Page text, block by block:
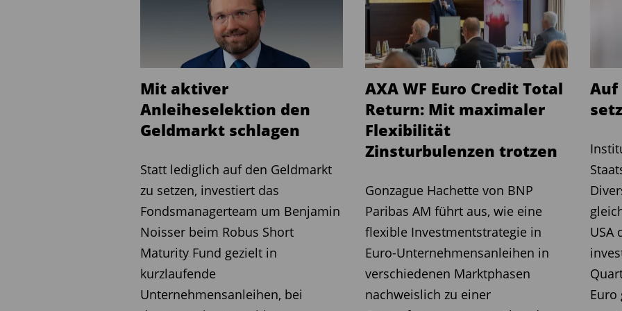
Derivate – etwa CDS-Indizes – um unerwünschte
Marktbewegungen zu dämpfen oder Gewinne abzusichern.
Das Nettoexpsure ist konservativ, das Bruttoexposure wird aktiv
Paul Holmes, Head of Distribution bei Lumyna, erklärt den Nutzen:
Anleger suchten vermehrt Lösungen, „die Einkommen generieren,
ohne sich stark auf Duration oder breit gestreutes Markt-Beta zu
verlassen“. Der Lumyna – MidOcean Absolute Return Credit UCITS
Fund sei als „portfoliowirksamer Diversifikator“ konzipiert. Die
Besonderheit des Fonds liegt in seiner kurzen Duration, die das
Portfolio weitgehend unabhängig von Zinsänderungen macht. In
einem Umfeld, in dem die langfristigen Zinsbewegungen kaum
vorhersehbar sind, bietet dies einen klaren Vorteil. Zudem wird die
Strategie nicht an einem Referenzindex ausgerichtet – sie ist
Mit aktiver
Anleiheselektion den
Geldmarkt schlagen
Statt lediglich auf den Geldmarkt
zu setzen, investiert das
Fondsmanagerteam um Benjamin
Noisser beim Robus Short
Maturity Fund gezielt in
kurzlaufende
Unternehmensanleihen, bei
AXA WF Euro Credit Total
Return: Mit maximaler
Flexibilität
Zinsturbulenzen trotzen
Gonzague Hachette von BNP
Paribas AM führt aus, wie eine
flexible Investmentstrategie in
Euro-Unternehmensanleihen in
verschiedenen Marktphasen
nachweislich zu einer
Auf
USA
Euro